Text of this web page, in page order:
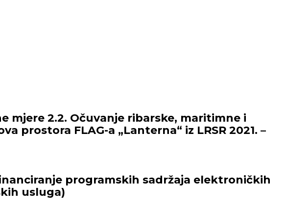
2.2. Očuvanje ribarske, maritimne i
FLAG-a „Lanterna“ iz LRSR 2021. –
programskih sadržaja elektroničkih
usluga)